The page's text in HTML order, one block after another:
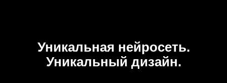
Уникальная нейросеть.
Уникальный дизайн.